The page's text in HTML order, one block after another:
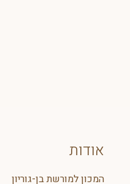
אודות
המכון למורשת בן-גוריון